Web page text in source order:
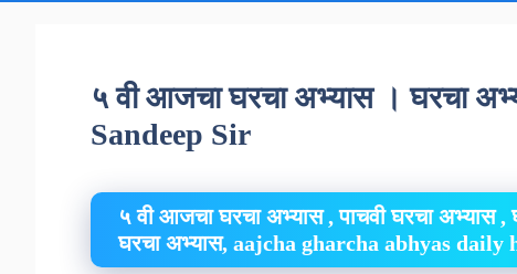
५ वी आजचा घरचा अभ्यास । घरचा
Sandeep Sir
५ वी आजचा घरचा अभ्यास , पाचवी घरचा अभ्यास
घरचा अभ्यास, aajcha gharcha abhyas daily